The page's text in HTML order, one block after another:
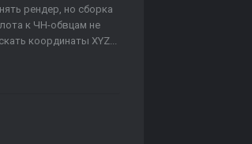
рендер, но сборка
к ЧН-обвцам не
координаты XYZ...